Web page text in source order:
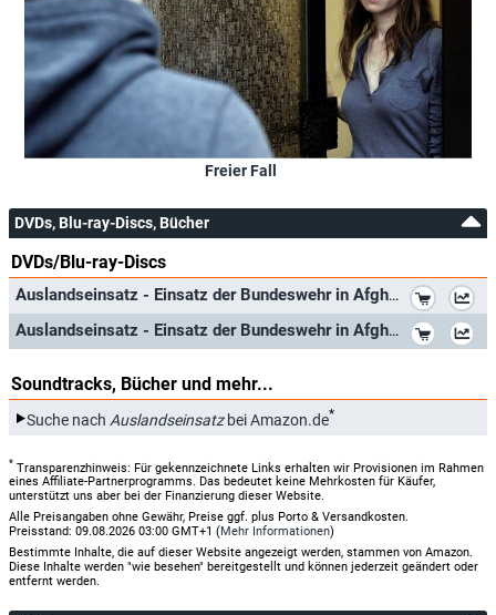
Freier Fall
DVDs, Blu-ray-Discs, Bücher
DVDs/Blu-ray-Discs
Auslandseinsatz - Einsatz der Bundeswehr in Afghanistan
Auslandseinsatz - Einsatz der Bundeswehr in Afghanistan (Blu-ray)
Soundtracks, Bücher und mehr...
Suche nach Auslandseinsatzbei Amazon.de*
* Transparenzhinweis: Für gekennzeichnete Links erhalten wir Provisionen im Rahmen
eines Affiliate-Partnerprogramms. Das bedeutet keine Mehrkosten für Käufer,
unterstützt uns aber bei der Finanzierung dieser Website.
Alle Preisangaben ohne Gewähr, Preise ggf. plus Porto & Versandkosten.
Preisstand: 09.08.2026 03:00 GMT+1 (Mehr Informationen)
Bestimmte Inhalte, die auf dieser Website angezeigt werden, stammen von Amazon.
Diese Inhalte werden "wie besehen" bereitgestellt und können jederzeit geändert oder
entfernt werden.